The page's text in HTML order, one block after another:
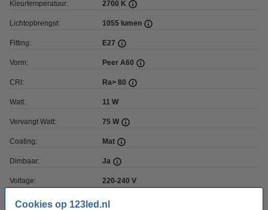
Cookies op 123led.nl
Kleurtemperatuur: 2700 K
Lichtopbrengst: 1055 lumen
Fitting: E27
Vorm: Peer A60
CRI: Ra> 80
Watt: 11 W
Vervangt Watt: 75 W
Coating: Mat
Dimbaar: Ja
Voltage: 220-240 V
Ingangsfrequentie: 50-60Hz